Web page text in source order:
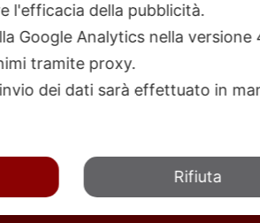
l'efficacia della pubblicità.
Google Analytics nella
tramite proxy.
dei dati sarà effettuato in
Rifiuta